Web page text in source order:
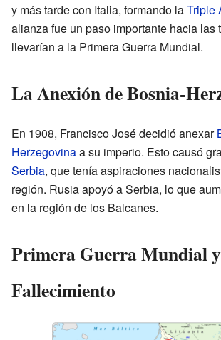
y más tarde con Italia, formando laTriple
alianza fue un paso importante hacia las
llevarían a la Primera Guerra Mundial.
La Anexión de Bosnia-
En 1908, Francisco José decidió anexar
Herzegovinaa su imperio. Esto causó
Serbia, que tenía aspiraciones
región. Rusia apoyó a Serbia, lo que
en la región de los Balcanes.
Primera Guerra Mundial y
Fallecimiento